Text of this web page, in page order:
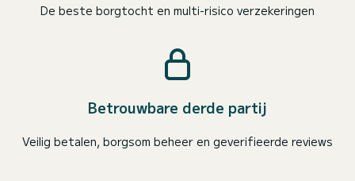
De beste borgtocht en multi-risico verzekeringen
Betrouwbare derde partij
Veilig betalen, borgsom beheer en geverifieerde reviews